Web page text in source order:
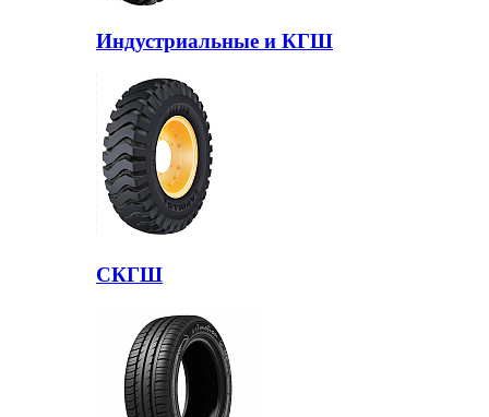
Индустриальные и КГШ
СКГШ